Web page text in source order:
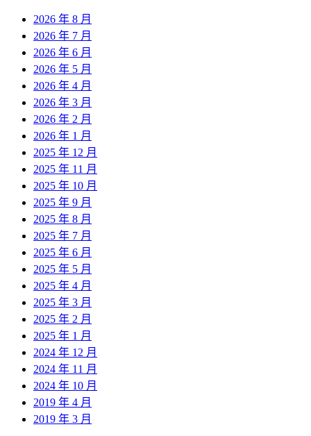
2026 年 8 月
2026 年 7 月
2026 年 6 月
2026 年 5 月
2026 年 4 月
2026 年 3 月
2026 年 2 月
2026 年 1 月
2025 年 12 月
2025 年 11 月
2025 年 10 月
2025 年 9 月
2025 年 8 月
2025 年 7 月
2025 年 6 月
2025 年 5 月
2025 年 4 月
2025 年 3 月
2025 年 2 月
2025 年 1 月
2024 年 12 月
2024 年 11 月
2024 年 10 月
2019 年 4 月
2019 年 3 月